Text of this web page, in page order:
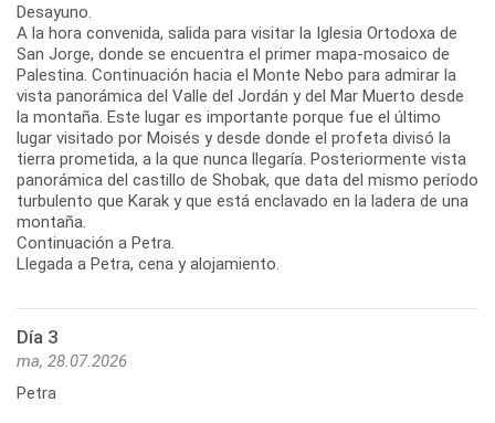
Desayuno.
A la hora convenida, salida para visitar la Iglesia Ortodoxa de
San Jorge, donde se encuentra el primer mapa-mosaico de
Palestina. Continuación hacia el Monte Nebo para admirar la
vista panorámica del Valle del Jordán y del Mar Muerto desde
la montaña. Este lugar es importante porque fue el último
lugar visitado por Moisés y desde donde el profeta divisó la
tierra prometida, a la que nunca llegaría. Posteriormente vista
panorámica del castillo de Shobak, que data del mismo período
turbulento que Karak y que está enclavado en la ladera de una
montaña.
Continuación a Petra.
Llegada a Petra, cena y alojamiento.
Día 3
ma, 28.07.2026
Petra